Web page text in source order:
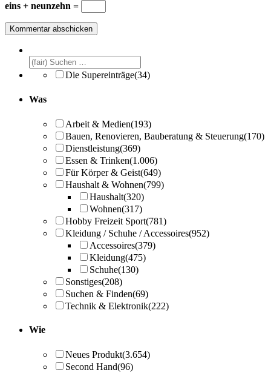
eins + neunzehn =
Die Supereinträge(34)
Was
Arbeit & Medien(193)
Bauen, Renovieren, Bauberatung & Steuerung(170)
Dienstleistung(369)
Essen & Trinken(1.006)
Für Körper & Geist(649)
Haushalt & Wohnen(799)
Haushalt(320)
Wohnen(317)
Hobby Freizeit Sport(781)
Kleidung / Schuhe / Accessoires(952)
Accessoires(379)
Kleidung(475)
Schuhe(130)
Sonstiges(208)
Suchen & Finden(69)
Technik & Elektronik(222)
Wie
Neues Produkt(3.654)
Second Hand(96)